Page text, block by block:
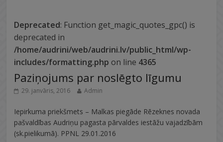
Deprecated: Function get_magic_quotes_gpc() is
deprecated in
/home/audrini/web/audrini.lv/public_html/wp-
includes/formatting.php on line 4365
Paziņojums par noslēgto līgumu
29. janvāris, 2016 Admin
Iepirkuma priekšmets – Malkas piegāde Rēzeknes novada
pašvaldības Audriņu pagasta pārvaldes iestāžu vajadzībām
(sk.pielikumā). PPNL 29.01.2016